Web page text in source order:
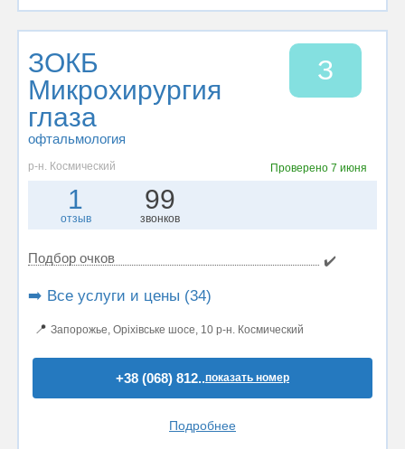
ЗОКБ
Микрохирургия
глаза
офтальмология
З
р-н. Космический Проверено7 июня
1
отзыв
99
звонков
Подбор очков ✔️
➡️ Все услуги и цены (34)
📍 Запорожье, Оріхівське шосе, 10 р-н. Космический
+38 (068) 812..показать номер
Подробнее